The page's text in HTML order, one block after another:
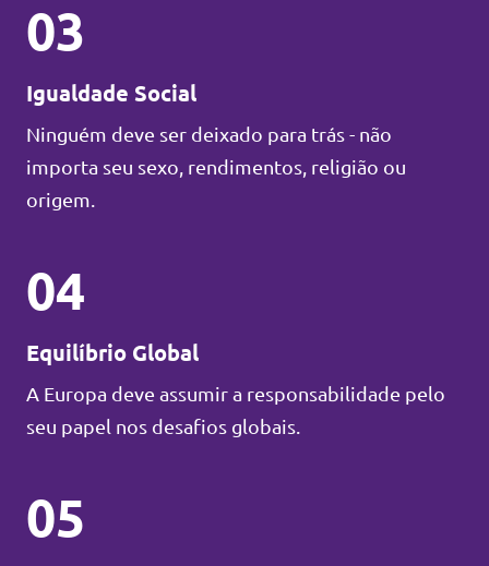
03
Igualdade Social
Ninguém deve ser deixado para trás - não
importa seu sexo, rendimentos, religião ou
origem.
04
Equilíbrio Global
A Europa deve assumir a responsabilidade pelo
seu papel nos desafios globais.
05